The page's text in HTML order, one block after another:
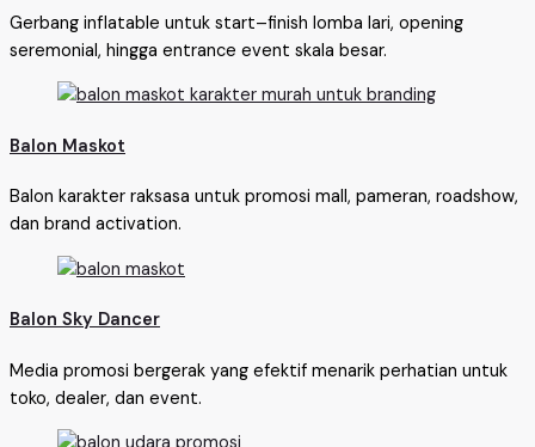
Gerbang inflatable untuk start–finish lomba lari, opening
seremonial, hingga entrance event skala besar.
Balon Maskot
Balon karakter raksasa untuk promosi mall, pameran, roadshow,
dan brand activation.
Balon Sky Dancer
Media promosi bergerak yang efektif menarik perhatian untuk
toko, dealer, dan event.